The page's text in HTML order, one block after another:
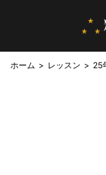
ホーム レッスン 25